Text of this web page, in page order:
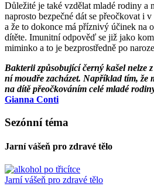
Důležité je také vzdělat mladé rodiny a
naprosto bezpečné dát se přeočkovat i
a že to dokonce má příznivý účinek na
dítěte. Imunitní odpověď se již jako
miminko a to je bezprostředně po
Bakterii způsobující černý kašel nelze
ní moudře zacházet. Například tím, že
na dítě přeočkováním celé mladé
Gianna Conti
Sezónní téma
Jarní vášeň pro zdravé tělo
Jarní vášeň pro zdravé tělo